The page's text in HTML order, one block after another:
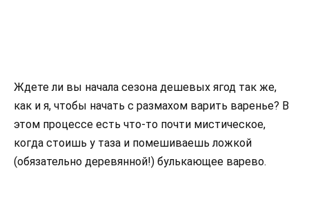
Ждете ли вы начала сезона дешевых ягод так же,
как и я, чтобы начать с размахом варить варенье? В
этом процессе есть что-то почти мистическое,
когда стоишь у таза и помешиваешь ложкой
(обязательно деревянной!) булькающее варево.